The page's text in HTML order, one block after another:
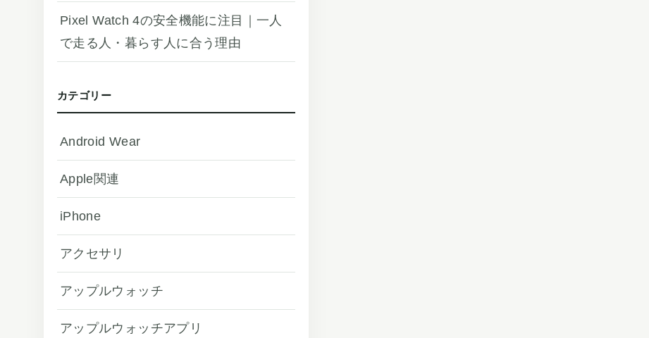
Pixel Watch 4の安全機能に注目｜一人
で走る人・暮らす人に合う理由
カテゴリー
Android Wear
Apple関連
iPhone
アクセサリ
アップルウォッチ
アップルウォッチアプリ